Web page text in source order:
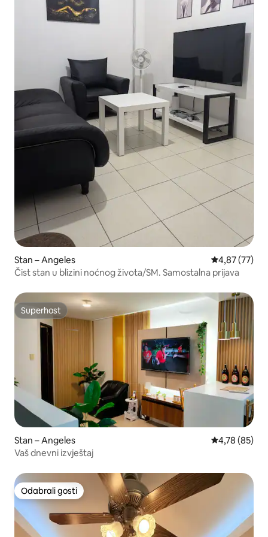
Stan – Angeles Prosječna
4,87 (77)
Čist stan u blizini noćnog života/SM. Samostalna prijava
Superhost
Superhost
Stan – Angeles Prosječna
4,78 (85)
Vaš dnevni izvještaj
Odabrali gosti
Odabrali gosti